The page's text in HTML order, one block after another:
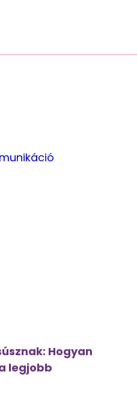
Hogyan
legjobb